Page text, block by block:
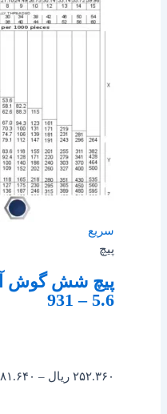
سریع
پیچ
931 – 5.6
۲۵۲.۳۶۰ ریال – ۸۱.۶۴۰